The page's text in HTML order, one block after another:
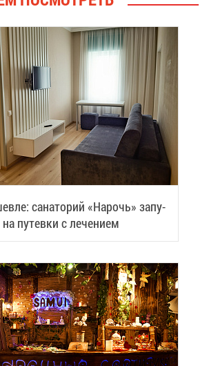
са­на­то­рий «На­рочь» за­пу­
пу­тев­ки с ле­че­ни­ем